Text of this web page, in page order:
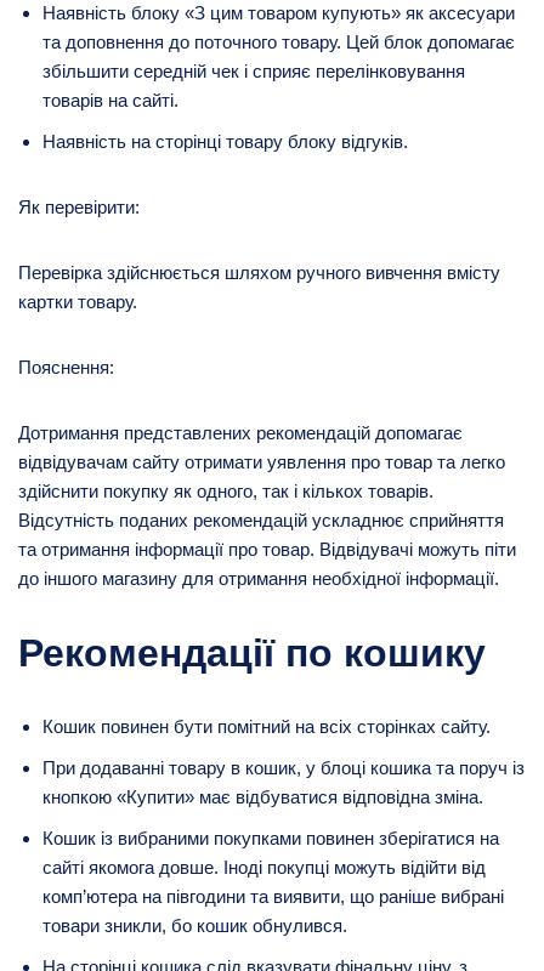
Наявність блоку «З цим товаром купують» як аксесуари
та доповнення до поточного товару. Цей блок допомагає
збільшити середній чек і сприяє перелінковування
товарів на сайті.
Наявність на сторінці товару блоку відгуків.
Як перевірити:
Перевірка здійснюється шляхом ручного вивчення вмісту
картки товару.
Пояснення:
Дотримання представлених рекомендацій допомагає
відвідувачам сайту отримати уявлення про товар та легко
здійснити покупку як одного, так і кількох товарів.
Відсутність поданих рекомендацій ускладнює сприйняття
та отримання інформації про товар. Відвідувачі можуть піти
до іншого магазину для отримання необхідної інформації.
Рекомендації по кошику
Кошик повинен бути помітний на всіх сторінках сайту.
При додаванні товару в кошик, у блоці кошика та поруч із
кнопкою «Купити» має відбуватися відповідна зміна.
Кошик із вибраними покупками повинен зберігатися на
сайті якомога довше. Іноді покупці можуть відійти від
комп’ютера на півгодини та виявити, що раніше вибрані
товари зникли, бо кошик обнулився.
На сторінці кошика слід вказувати фінальну ціну, з